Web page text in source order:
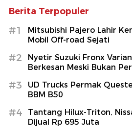
Berita Terpopuler
#1
Mitsubishi Pajero Lahir
Mobil Off-road Sejati
#2
Nyetir Suzuki Fronx
Berkesan Meski Bukan
#3
UD Trucks Permak
BBM B50
#4
Tantang Hilux-Triton,
Dijual Rp 695 Juta